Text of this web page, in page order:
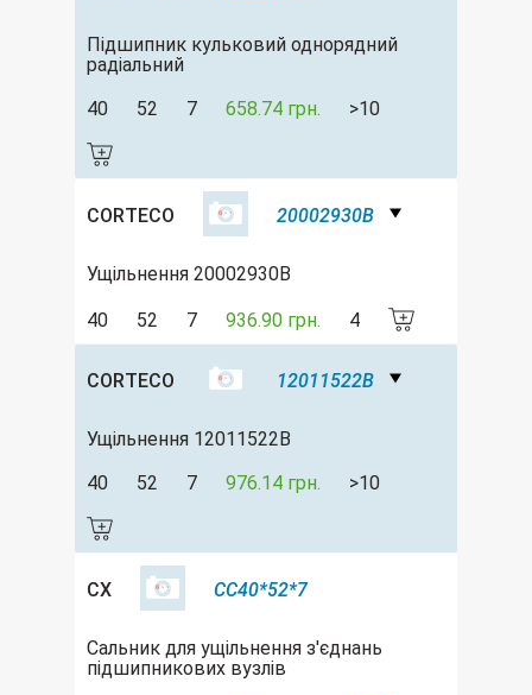
Підшипник кульковий однорядний
радіальний
40
52 7 658.74 грн. >10
CORTECO 20002930B
Ущільнення 20002930B
40 52 7 936.90 грн. 4
CORTECO 12011522B
Ущільнення 12011522B
40
52 7 976.14 грн. >10
CX CC40*52*7
Сальник для ущільнення з'єднань
підшипникових вузлів